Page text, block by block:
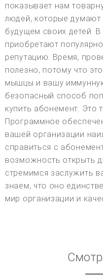
показывает нам
людей, которые
будущем своих детей. В
приобретают
репутацию. Время,
полезно, потому что
мышцы и вашу
безопасный способ
купить абонемент. Это
Программное
вашей организации
справиться с
возможность открыть
стремимся заслужить
знаем, что оно
мир организации и